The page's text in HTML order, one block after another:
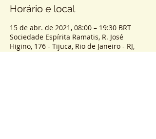
Horário e local
15 de abr. de 2021, 08:00 – 19:30 BRT
Sociedade Espírita Ramatis, R. José
Higino, 176 - Tijuca, Rio de Janeiro - RJ,